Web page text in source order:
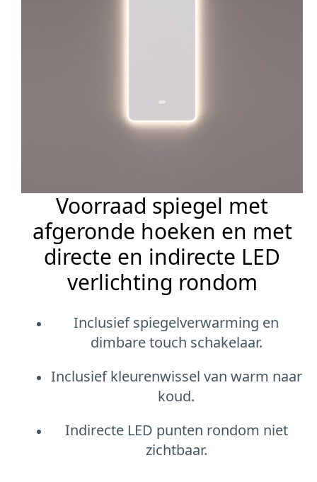
Voorraad spiegel met
afgeronde hoeken en met
directe en indirecte LED
verlichting rondom
Inclusief spiegelverwarming en
dimbare touch schakelaar.
Inclusief kleurenwissel van warm naar
koud.
Indirecte LED punten rondom niet
zichtbaar.